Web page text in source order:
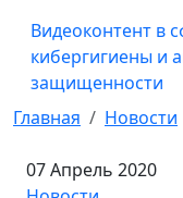
Видеоконтент в
кибергигиены и
защищенности
Главная
Новости
07 Апрель 2020